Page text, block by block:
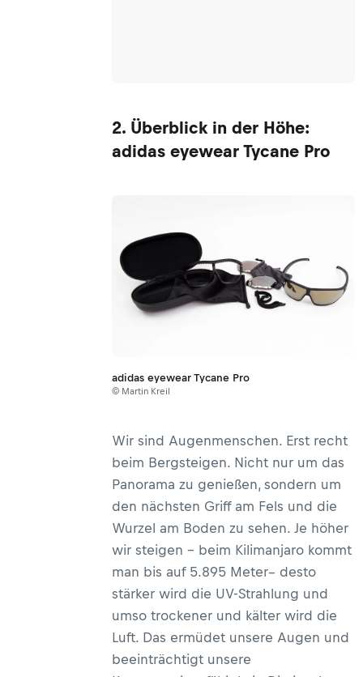
2. Überblick in der Höhe:
adidas eyewear Tycane Pro
adidas eyewear Tycane Pro
© Martin Kreil
Wir sind Augenmenschen. Erst recht
beim Bergsteigen. Nicht nur um das
Panorama zu genießen, sondern um
den nächsten Griff am Fels und die
Wurzel am Boden zu sehen. Je höher
wir steigen – beim Kilimanjaro kommt
man bis auf 5.895 Meter– desto
stärker wird die UV-Strahlung und
umso trockener und kälter wird die
Luft. Das ermüdet unsere Augen und
beeinträchtigt unsere